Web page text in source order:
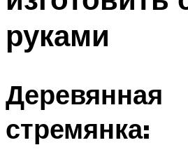
руками
Деревянная
стремянка: